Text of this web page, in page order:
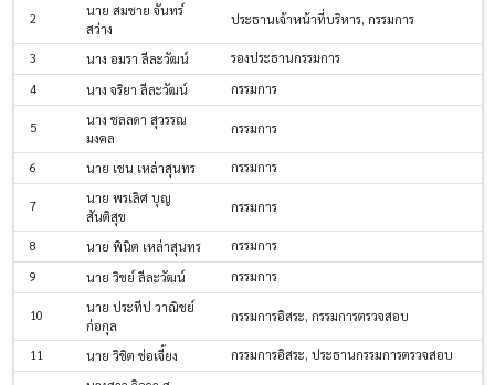
2
นาย สมชาย จันทร์
สว่าง
ประธานเจ้าหน้าที่บริหาร, กรรมการ
3 นาง อมรา ลีละวัฒน์
รองประธานกรรมการ
4
นาง จริยา ลีละวัฒน์ กรรมการ
5
นาง ชลลดา สุวรรณ
มงคล
กรรมการ
6 นาย เชน เหล่าสุนทร กรรมการ
7
นาย พรเลิศ บุญ
สันติสุข
กรรมการ
8 นาย พินิต เหล่าสุนทร
กรรมการ
9
นาย วิชย์ ลีละวัฒน์ กรรมการ
10
นาย ประทีป วาณิชย์
ก่อกุล
กรรมการอิสระ, กรรมการตรวจสอบ
11 นาย วิชิต ช่อเจี้ยง กรรมการอิสระ, ประธานกรรมการตรวจสอบ